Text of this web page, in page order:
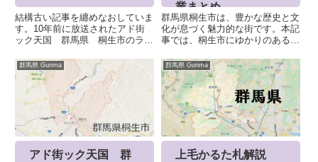
結構古い記事を纏めなおしていま
す。10年前に放送されたアド街
ック天国 群馬県 桐生市のラン
ってほしい。上記ページにランキ
ング含めて残して頂いています
が、アーカイブ的な意味でも下記
でまとめております。各順位の内
容...
業まとめ
群馬県桐生市は、豊かな歴史と文
化が息づく魅力的な街です。本記
事では、桐生市にゆかりのある有
選手など多岐にわたる著名人）か
ら、地元に本社を構える注目の企
業まで、幅広くご紹介します。随
時情報を更新していきます。文
化...
群馬県 Gunma
アド街ック天国 群
群馬県 Gunma
上毛かるた札解説